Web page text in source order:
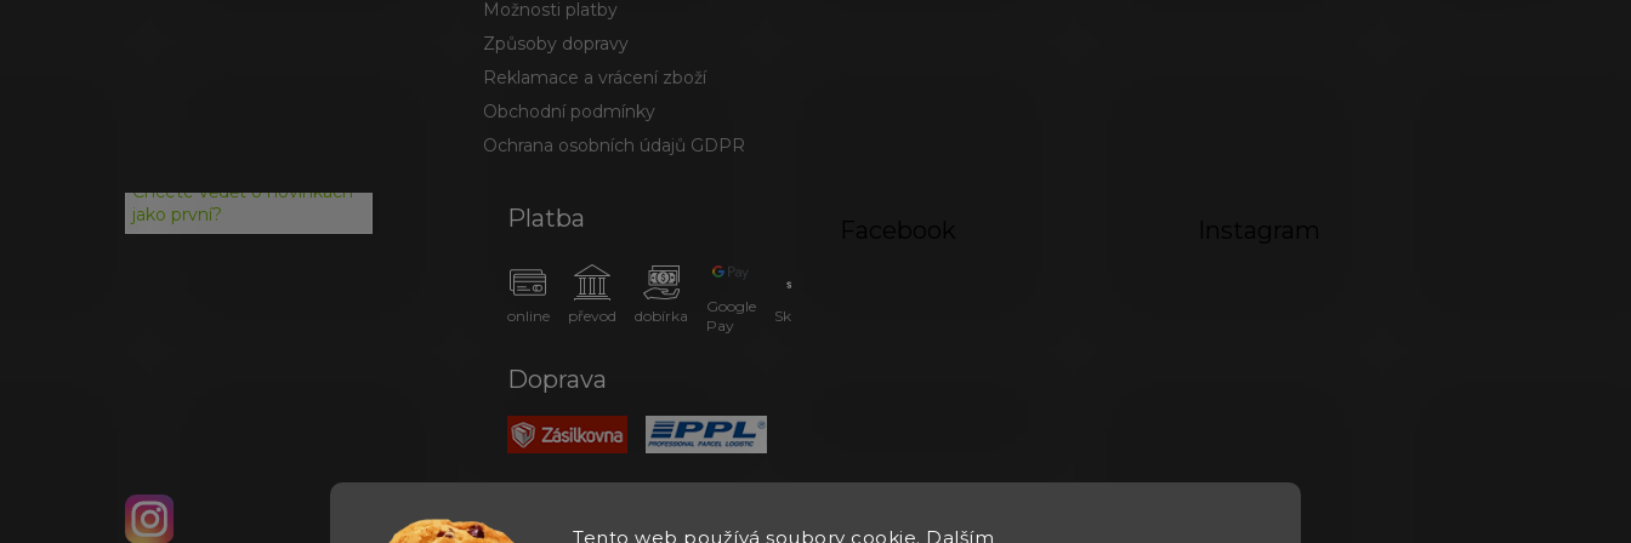
Tento web používá soubory cookie. Dalším
Možnosti platby
Způsoby dopravy
Reklamace a vrácení zboží
Obchodní podmínky
Ochrana osobních údajů GDPR
Chcete vědět o novinkách
jako první?
Platba
online převod dobírka
Google
Pay
SkipPay
Doprava